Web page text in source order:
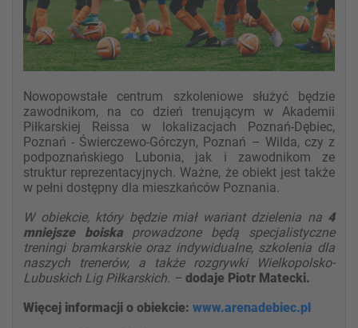
Nowopowstałe centrum szkoleniowe służyć będzie
zawodnikom, na co dzień trenującym w Akademii
Piłkarskiej Reissa w lokalizacjach Poznań-Dębiec,
Poznań - Świerczewo-Górczyn, Poznań – Wilda, czy z
podpoznańskiego Lubonia, jak i zawodnikom ze
struktur reprezentacyjnych. Ważne, że obiekt jest także
w pełni dostępny dla mieszkańców Poznania.
W obiekcie, który będzie miał wariant dzielenia na 4
mniejsze boiskaprowadzone będą specjalistyczne
treningi bramkarskie oraz indywidualne, szkolenia dla
naszych trenerów, a także rozgrywki Wielkopolsko-
Lubuskich Lig Piłkarskich. – dodaje Piotr Matecki.
Więcej informacji o obiekcie: www.arenadebiec.pl